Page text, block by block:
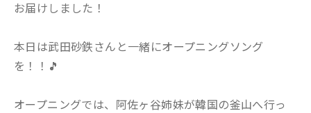
お届けしました！
本日は武田砂鉄さんと一緒にオープニングソング
を！！🎵
オープニングでは、阿佐ヶ谷姉妹が韓国の釜山へ行っ